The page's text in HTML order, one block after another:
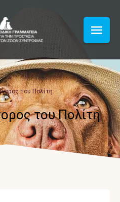
του Πολίτη
του Πολίτη